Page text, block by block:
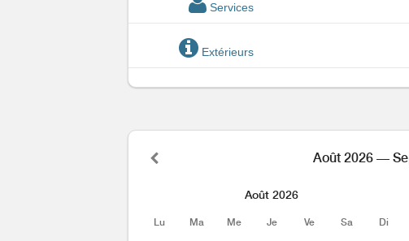
Services
Extérieurs
Août 2026 —
Août 2026
Lu Ma Me Je Ve Sa Di